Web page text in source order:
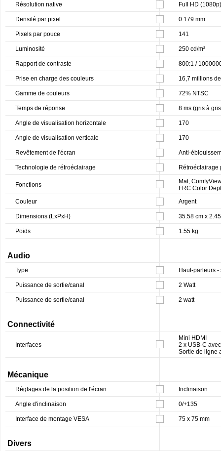
Résolution native Full HD
Densité par pixel 0.179 mm
Pixels par pouce 141
Luminosité 250 cd/m²
Rapport de contraste 800:1 /
Prise en charge des couleurs 16,7 millions
Gamme de couleurs 72% NTSC
Temps de réponse 8 ms (gris à
Angle de visualisation horizontale 170
Angle de visualisation verticale 170
Revêtement de l'écran Anti-
Technologie de rétroéclairage Rétroéclairage
Fonctions
Mat,
FRC Color
Couleur
Argent
Dimensions (LxPxH) 35.58 cm x
Poids 1.55 kg
Audio
Type Haut-parleurs -
Puissance de sortie/canal 2 Watt
Puissance de sortie/canal 2 watt
Connectivité
Interfaces
Mini HDMI
2 x USB-C
Sortie de ligne
Mécanique
Réglages de la position de l'écran Inclinaison
Angle d'inclinaison 0/+135
Interface de montage VESA 75 x 75 mm
Divers